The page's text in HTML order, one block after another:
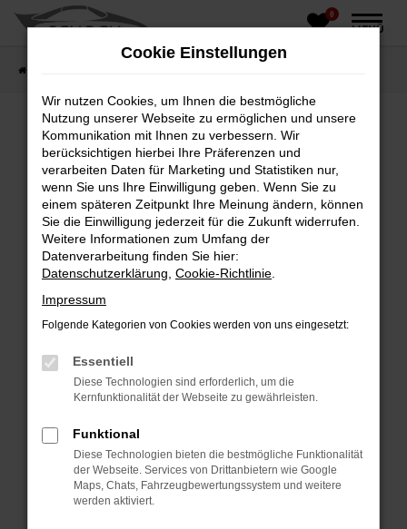
Zum
0
MENÜ
Fehler: Network Error
Beim Laden ist ein Fehler aufgetreten.
Hier sind ein paar Tipps, die dir helfen können:
Überprüfe deine Firewall und deine
Internetverbindung.
Laden andere Webseiten, zum Beispiel deine
Suchmaschine?
Prüfe deine Browsererweiterungen.
können das Laden bestimmter Seiten
verhindern. Funktioniert die Seite in einem
Fenster?
Starte dein Gerät neu.
Das kann manchmal helfen, vorübergehende
Probleme zu beheben.
Cookie Einstellungen
Wir nutzen Cookies, um Ihnen die bestmögliche
Nutzung unserer Webseite zu ermöglichen und unsere
Kommunikation mit Ihnen zu verbessern. Wir
berücksichtigen hierbei Ihre Präferenzen und
verarbeiten Daten für Marketing und Statistiken nur,
wenn Sie uns Ihre Einwilligung geben. Wenn Sie zu
einem späteren Zeitpunkt Ihre Meinung ändern, können
Sie die Einwilligung jederzeit für die Zukunft widerrufen.
Weitere Informationen zum Umfang der
Datenverarbeitung finden Sie hier:
Datenschutzerklärung Cookie-Richtlinie
Impressum
Folgende Kategorien von Cookies werden von uns eingesetzt:
Essentiell
Diese Technologien sind erforderlich, um die
Kernfunktionalität der Webseite zu gewährleisten.
Funktional
Diese Technologien bieten die bestmögliche Funktionalität
der Webseite. Services von Drittanbietern wie Google
Maps, Chats, Fahrzeugbewertungssystem und weitere
werden aktiviert.